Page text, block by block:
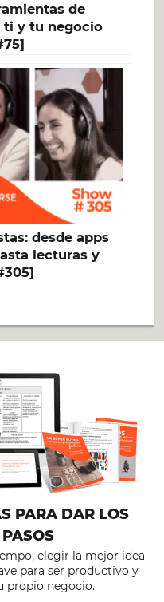
de
ti y tu negocio
desde apps
lecturas y
PARA DAR LOS
elegir la mejor idea
para ser productivo y
propio negocio.